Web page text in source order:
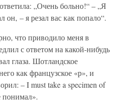
„Очень больно!“ – „Я
он, – я резал вас как попало“.
что приводило меня в
с ответом на какой-нибудь
глаза. Шотландское
как французское «р», и
– I must take a specimen of
понимал».